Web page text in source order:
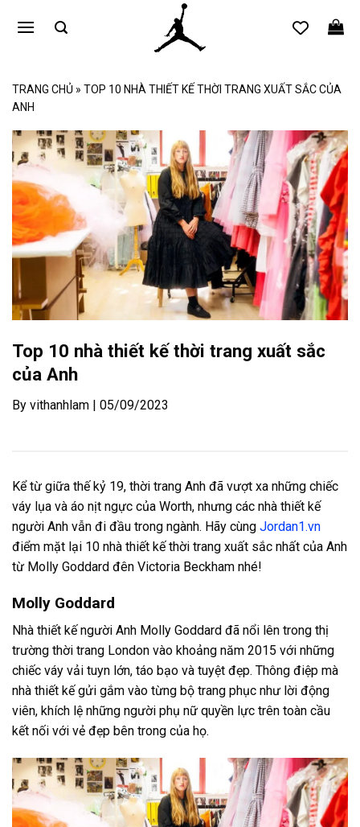
qua
TRANG CHỦ » TOP 10 NHÀ THIẾT KẾ THỜI TRANG XUẤT SẮC CỦA
ANH
Top 10 nhà thiết kế thời trang xuất sắc
của Anh
By vithanhlam | 05/09/2023
Kể từ giữa thế kỷ 19, thời trang Anh đã vượt xa những chiếc
váy lụa và áo nịt ngực của Worth, nhưng các nhà thiết kế
người Anh vẫn đi đầu trong ngành. Hãy cùng Jordan1.vn
điểm mặt lại 10 nhà thiết kế thời trang xuất sắc nhất của Anh
từ Molly Goddard đên Victoria Beckham nhé!
Molly Goddard
Nhà thiết kế người Anh Molly Goddard đã nổi lên trong thị
trường thời trang London vào khoảng năm 2015 với những
chiếc váy vải tuyn lớn, táo bạo và tuyệt đẹp. Thông điệp mà
nhà thiết kế gửi gắm vào từng bộ trang phục như lời động
viên, khích lệ những người phụ nữ quyền lực trên toàn cầu
kết nối với vẻ đẹp bên trong của họ.